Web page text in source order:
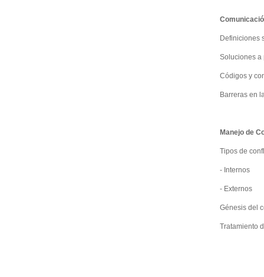
Definiciones
Soluciones a
Códigos y
Barreras en
Manejo de
Tipos de
- Internos
- Externos
Génesis del
Tratamiento